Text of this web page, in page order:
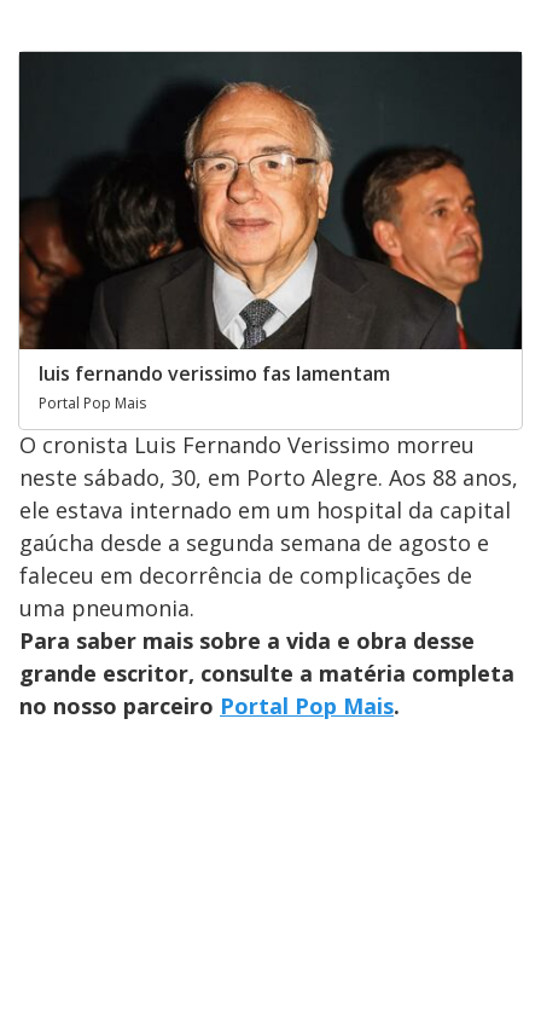
luis fernando verissimo fas lamentam
Portal Pop Mais
O cronista Luis Fernando Verissimo morreu
neste sábado, 30, em Porto Alegre. Aos 88 anos,
ele estava internado em um hospital da capital
gaúcha desde a segunda semana de agosto e
faleceu em decorrência de complicações de
uma pneumonia.
Para saber mais sobre a vida e obra desse
grande escritor, consulte a matéria completa
no nosso parceiro Portal Pop Mais.